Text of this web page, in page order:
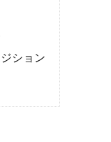
ション